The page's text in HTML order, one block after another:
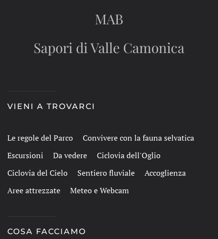
MAB
Sapori di Valle Camonica
VIENI A TROVARCI
Le regole del Parco
Convivere con la fauna selvatica
Escursioni
Da vedere
Ciclovia dell'Oglio
Ciclovia del Cielo
Sentiero fluviale
Accoglienza
Aree attrezzate
Meteo e Webcam
COSA FACCIAMO